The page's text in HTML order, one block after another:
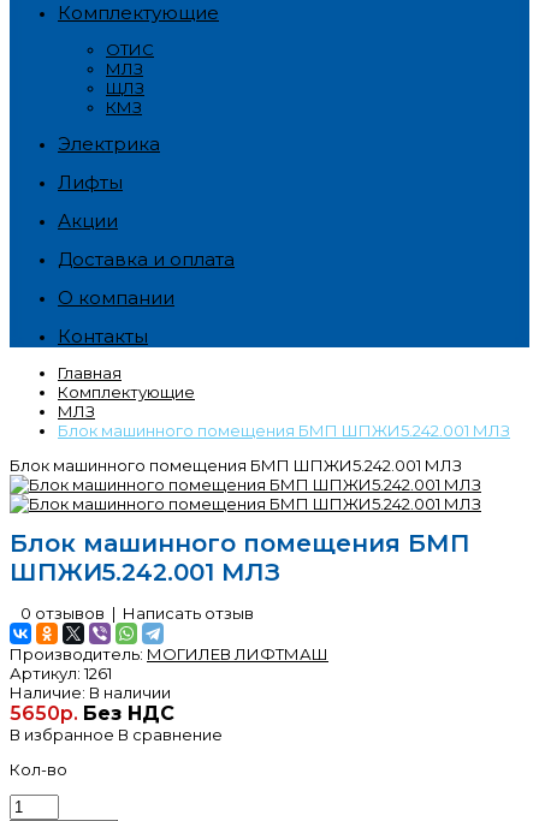
Комплектующие
ОТИС
МЛЗ
ЩЛЗ
КМЗ
Электрика
Лифты
Акции
Доставка и оплата
О компании
Контакты
Главная
Комплектующие
МЛЗ
Блок машинного помещения БМП ШПЖИ5.242.001 МЛЗ
Блок машинного помещения БМП ШПЖИ5.242.001 МЛЗ
Блок машинного помещения БМП
ШПЖИ5.242.001 МЛЗ
0 отзывов | Написать отзыв
Производитель: МОГИЛЕВ ЛИФТМАШ
Артикул:1261
Наличие: В наличии
5650р. Без НДС
В избранное В сравнение
Кол-во